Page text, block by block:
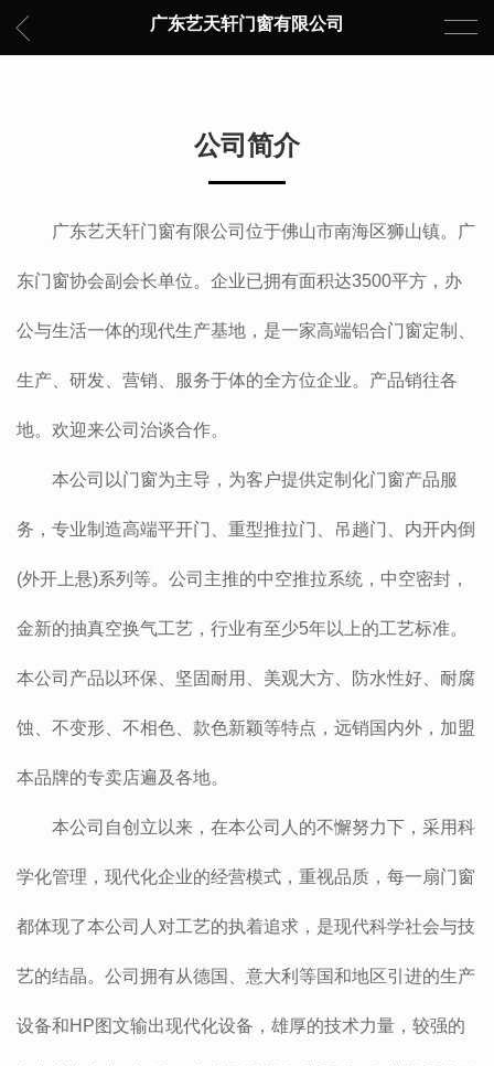
广东艺天轩门窗有限公司
公司简介
广东艺天轩门窗有限公司位于佛山市南海区狮山镇。广
东门窗协会副会长单位。企业已拥有面积达3500平方，办
公与生活一体的现代生产基地，是一家高端铝合门窗定制、
生产、研发、营销、服务于体的全方位企业。产品销往各
地。欢迎来公司治谈合作。
本公司以门窗为主导，为客户提供定制化门窗产品服
务，专业制造高端平开门、重型推拉门、吊趟门、内开内倒
(外开上悬)系列等。公司主推的中空推拉系统，中空密封，
金新的抽真空换气工艺，行业有至少5年以上的工艺标准。
本公司产品以环保、坚固耐用、美观大方、防水性好、耐腐
蚀、不变形、不相色、款色新颖等特点，远销国内外，加盟
本品牌的专卖店遍及各地。
本公司自创立以来，在本公司人的不懈努力下，采用科
学化管理，现代化企业的经营模式，重视品质，每一扇门窗
都体现了本公司人对工艺的执着追求，是现代科学社会与技
艺的结晶。公司拥有从德国、意大利等国和地区引进的生产
设备和HP图文输出现代化设备，雄厚的技术力量，较强的